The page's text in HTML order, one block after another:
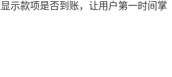
示款项是否到账，让用户第一时间掌